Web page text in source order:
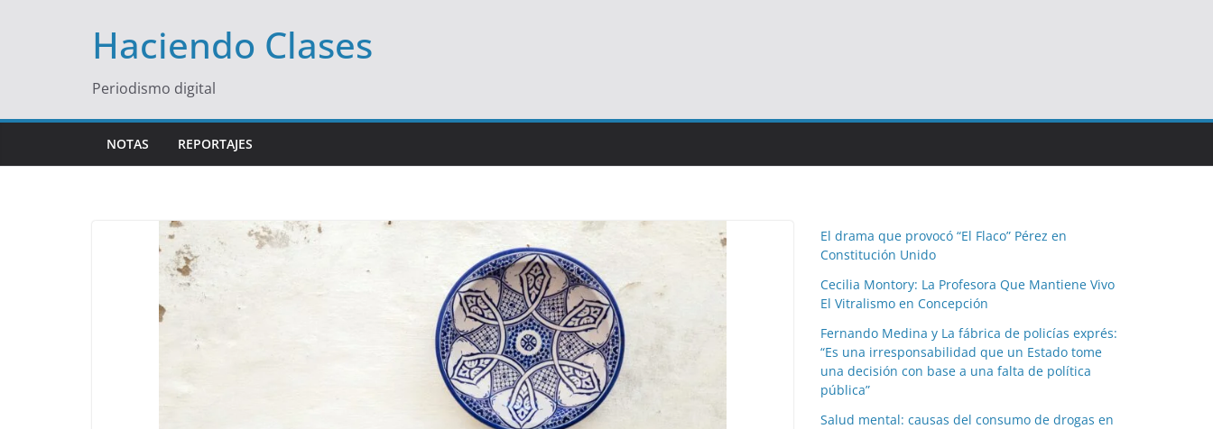
Haciendo Clases
Periodismo digital
NOTAS REPORTAJES
El drama que provocó “El Flaco” Pérez en
Constitución Unido
Cecilia Montory: La Profesora Que Mantiene Vivo
El Vitralismo en Concepción
Fernando Medina y La fábrica de policías exprés:
“Es una irresponsabilidad que un Estado tome
una decisión con base a una falta de política
pública”
Salud mental: causas del consumo de drogas en